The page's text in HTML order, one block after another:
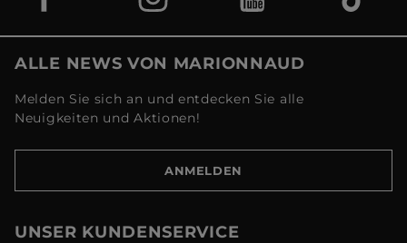
ALLE NEWS VON MARIONNAUD
Melden Sie sich an und entdecken Sie alle
Neuigkeiten und Aktionen!
ANMELDEN
UNSER KUNDENSERVICE